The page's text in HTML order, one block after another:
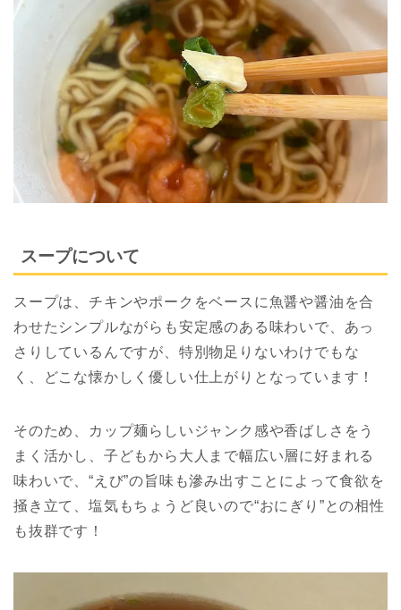
スープについて
スープは、チキンやポークをベースに魚醤や醤油を合
わせたシンプルながらも安定感のある味わいで、あっ
さりしているんですが、特別物足りないわけでもな
く、どこな懐かしく優しい仕上がりとなっています！
そのため、カップ麺らしいジャンク感や香ばしさをう
まく活かし、子どもから大人まで幅広い層に好まれる
味わいで、“えび”の旨味も滲み出すことによって食欲を
掻き立て、塩気もちょうど良いので“おにぎり”との相性
も抜群です！